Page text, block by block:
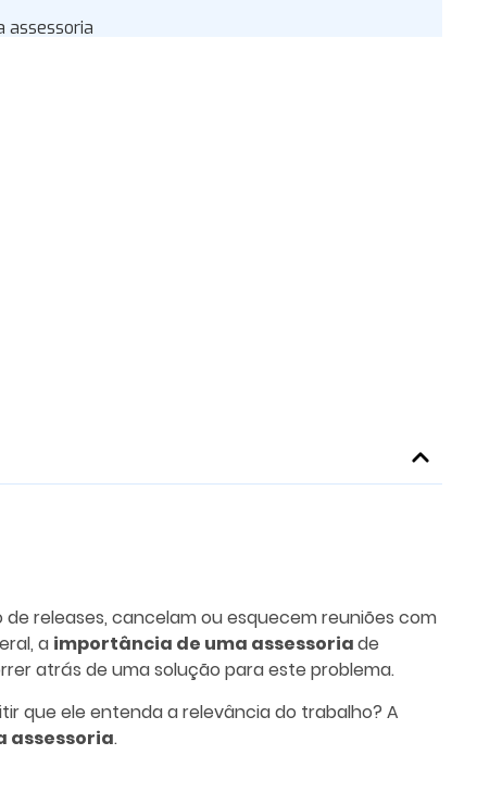
releases, cancelam ou esquecem reuniões com
a importância de uma assessoriade
atrás de uma solução para este problema.
que ele entenda a relevância do trabalho? A
assessoria.